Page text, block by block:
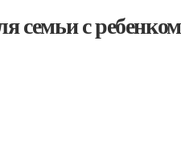
семьи с